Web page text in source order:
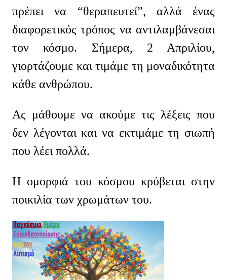
πρέπει να “θεραπευτεί”, αλλά ένας
διαφορετικός τρόπος να αντιλαμβάνεσαι
τον κόσμο. Σήμερα, 2 Απριλίου,
γιορτάζουμε και τιμάμε τη μοναδικότητα
κάθε ανθρώπου.
Ας μάθουμε να ακούμε τις λέξεις που
δεν λέγονται και να εκτιμάμε τη σιωπή
που λέει πολλά.
Η ομορφιά του κόσμου κρύβεται στην
ποικιλία των χρωμάτων του.